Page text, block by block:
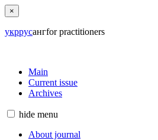
×
укррусангfor practitioners
Main
Current issue
Archives
hide menu
About journal